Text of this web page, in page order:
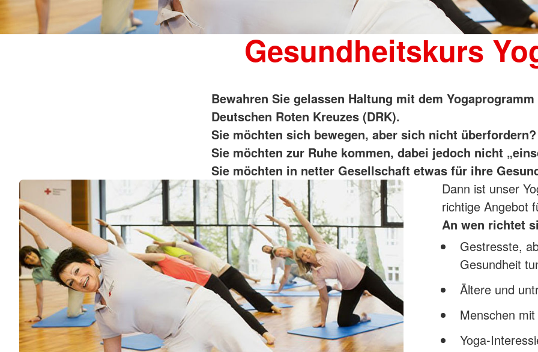
Gesundheitskurs
Bewahren Sie gelassen Haltung mit dem Yogaprogramm
Deutschen Roten Kreuzes (DRK).
Sie möchten sich bewegen, aber sich nicht überfordern?
Sie möchten zur Ruhe kommen, dabei jedoch nicht
Sie möchten in netter Gesellschaft etwas für ihre
Dann ist unser
richtige Angebot
An wen richtet
Gestresste,
Gesundheit
Ältere und
Menschen
Yoga-